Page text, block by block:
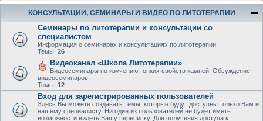
КОНСУЛЬТАЦИИ, СЕМИНАРЫ И ВИДЕО ПО ЛИТОТЕРАПИИ
Семинары по литотерапии и консультации со
специалистом
Информация о семинарах и консультациях по литотерапии.
Темы: 26
Видеоканал «Школа Литотерапии»
Видеосеминары по изучению тонких свойств камней. Обсуждение
видеосеминаров.
Темы: 12
Вход для зарегистрированных пользователей
Здесь Вы можете создавать темы, которые будут доступны только Вам и
нашему специалисту. Ни один из пользователей не будет иметь
возможности видеть Вашу переписку. Для получения доступа к